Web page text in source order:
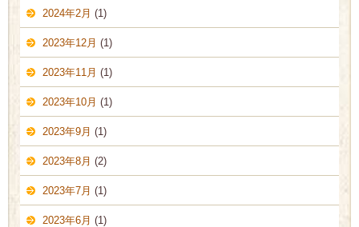
2024年2月 (1)
2023年12月 (1)
2023年11月 (1)
2023年10月 (1)
2023年9月 (1)
2023年8月 (2)
2023年7月 (1)
2023年6月 (1)